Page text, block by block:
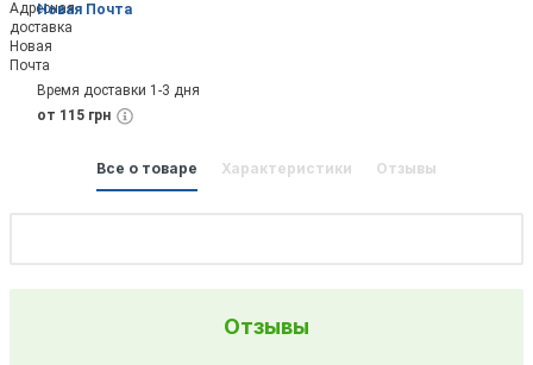
Новая Почта
Время доставки 1-3 дня
от 115 грн
Все о товаре Характеристики Отзывы
Отзывы